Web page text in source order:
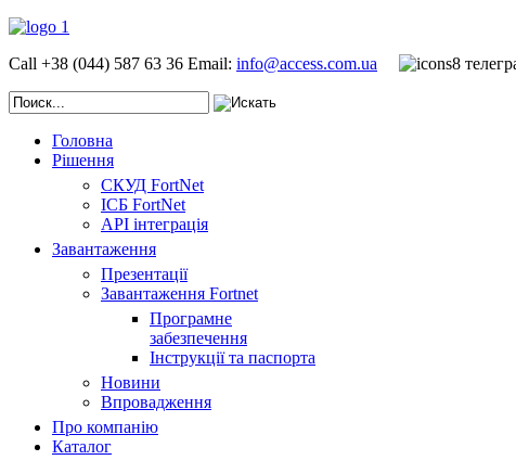
Call +38 (044) 587 63 36 Email: info@access.com.ua
Головна
Рішення
СКУД FortNet
ІСБ FortNet
API інтеграція
Завантаження
Презентації
Завантаження Fortnet
Програмне
забезпечення
Інструкції та паспорта
Новини
Впровадження
Про компанію
Каталог